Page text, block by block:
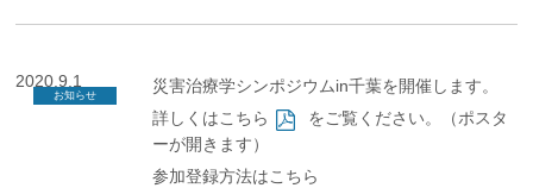
2020.9.1
お知らせ
災害治療学シンポジウムin千葉を開催します。
詳しくはこちら
をご覧ください。（ポスタ
ーが開きます）
参加登録方法はこちら